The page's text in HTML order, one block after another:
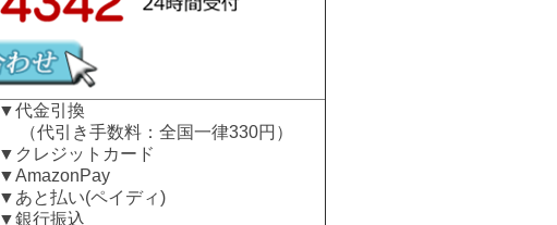
▼代金引換
（代引き手数料：全国一律330円）
▼クレジットカード
▼AmazonPay
▼あと払い(ペイディ)
▼銀行振込